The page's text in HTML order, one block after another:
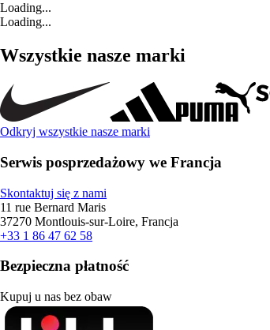
Loading...
Loading...
Wszystkie nasze marki
Odkryj wszystkie nasze marki
Serwis posprzedażowy we Francja
Skontaktuj się z nami
11 rue Bernard Maris
37270 Montlouis-sur-Loire, Francja
+33 1 86 47 62 58
Bezpieczna płatność
Kupuj u nas bez obaw